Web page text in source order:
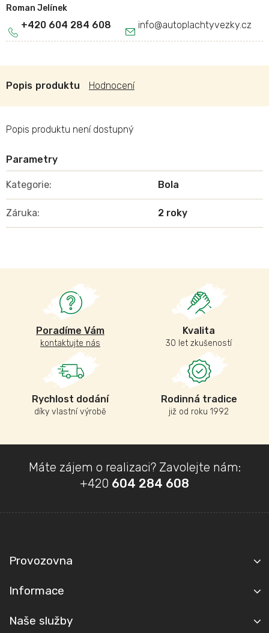
Roman Jelínek
info@autoplachtyvezky.cz
+420 604 284 608
Poradíme Vám
kontaktujte nás
Kvalita
30 let zkušeností
Rychlost dodání
díky vlastní výrobě
Rodinná tradice
již od roku 1992
Popis Hodnocení
Popis produktu není dostupný
Kategorie: Bola
Záruka: 2 roky
a
Máte zájem o realizaci? Zavolejte nám:
+420 604 284 608
Provozovna
Informace
Naše služby